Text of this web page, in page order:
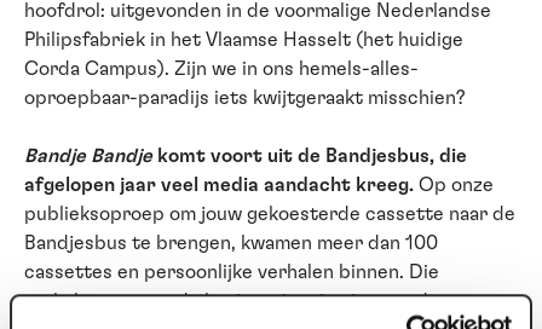
hoofdrol: uitgevonden in de voormalige Nederlandse
Philipsfabriek in het Vlaamse Hasselt (het huidige
Corda Campus). Zijn we in ons hemels-alles-
oproepbaar-paradijs iets kwijtgeraakt misschien?
Bandje Bandjekomt voort uit de Bandjesbus, die
afgelopen jaar veel media aandacht kreeg. Op onze
publieksoproep om jouw gekoesterde cassette naar de
Bandjesbus te brengen, kwamen meer dan 100
cassettes en persoonlijke verhalen binnen. Die
verhalen vormen de basis en inspiratie voor deze